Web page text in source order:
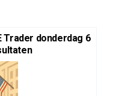
donderdag 6